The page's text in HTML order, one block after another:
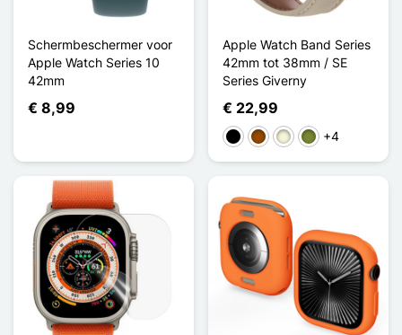
Schermbeschermer voor
Apple Watch Series 10
42mm
€ 8,99
Apple Watch Band Series
42mm tot 38mm / SE
Series Giverny
€ 22,99
ZwartBruinBeigeKhaki+4